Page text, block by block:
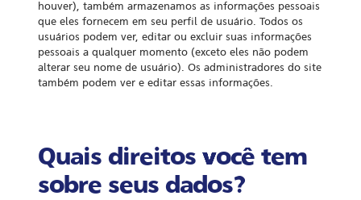
houver), também armazenamos as informações pessoais
que eles fornecem em seu perfil de usuário. Todos os
usuários podem ver, editar ou excluir suas informações
pessoais a qualquer momento (exceto eles não podem
alterar seu nome de usuário). Os administradores do site
também podem ver e editar essas informações.
Quais direitos você tem
sobre seus dados?